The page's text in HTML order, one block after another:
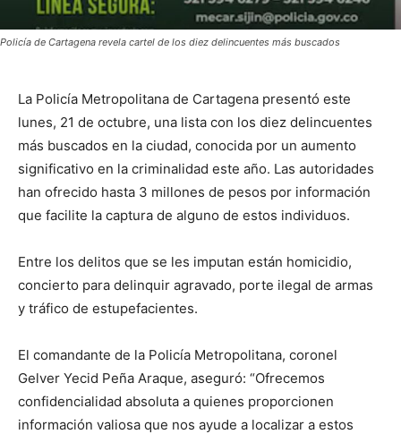
Policía de Cartagena revela cartel de los diez delincuentes más buscados
La Policía Metropolitana de Cartagena presentó este
lunes, 21 de octubre, una lista con los diez delincuentes
más buscados en la ciudad, conocida por un aumento
significativo en la criminalidad este año. Las autoridades
han ofrecido hasta 3 millones de pesos por información
que facilite la captura de alguno de estos individuos.
Entre los delitos que se les imputan están homicidio,
concierto para delinquir agravado, porte ilegal de armas
y tráfico de estupefacientes.
El comandante de la Policía Metropolitana, coronel
Gelver Yecid Peña Araque, aseguró: “Ofrecemos
confidencialidad absoluta a quienes proporcionen
información valiosa que nos ayude a localizar a estos